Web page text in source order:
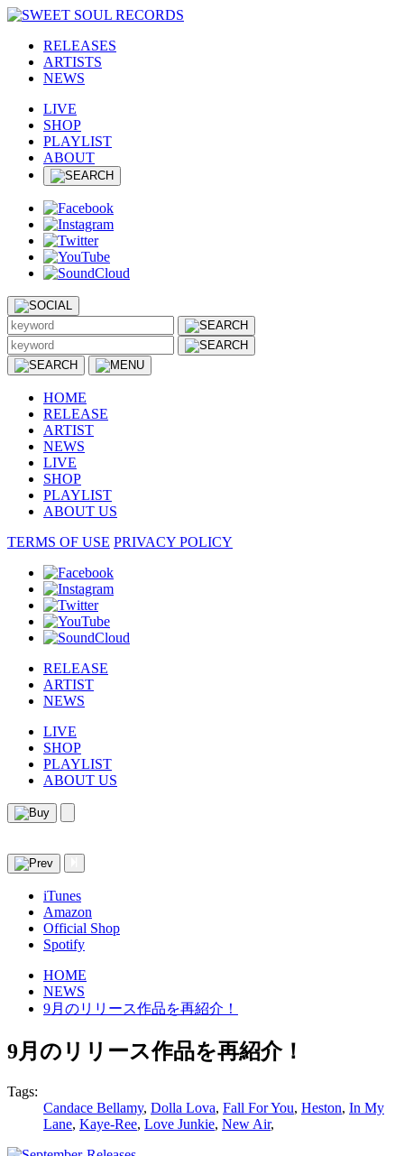
RELEASES
ARTISTS
NEWS
LIVE
SHOP
PLAYLIST
ABOUT
HOME
RELEASE
ARTIST
NEWS
LIVE
SHOP
PLAYLIST
ABOUT US
TERMS OF USE PRIVACY POLICY
RELEASE
ARTIST
NEWS
LIVE
SHOP
PLAYLIST
ABOUT US
iTunes
Amazon
Official Shop
Spotify
HOME
NEWS
9月のリリース作品を再紹介！
9月のリリース作品を再紹介！
Tags:
Candace Bellamy, Dolla Lova, Fall For You, Heston, In My
Lane, Kaye-Ree, Love Junkie, New Air,